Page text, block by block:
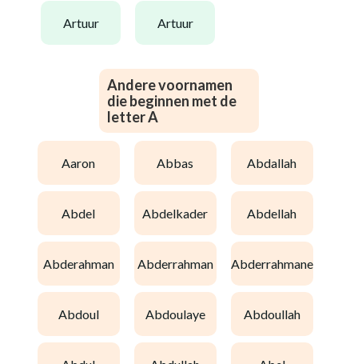
artuur artuur
Andere voornamen
die beginnen met de
letter A
aaron abbas abdallah
abdel abdelkader abdellah
abderahman abderrahman abderrahmane
abdoul abdoulaye abdoullah